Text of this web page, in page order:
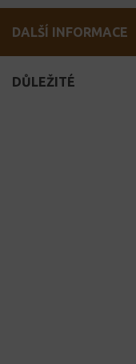
DALŠÍ INFORMACE
DŮLEŽITÉ